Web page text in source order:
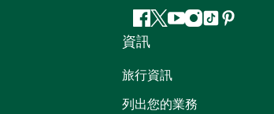
Facebook
嘰
喳
喳
Youtube
Instagram
抖 Pinterest
資訊
旅行資訊
列出您的業務